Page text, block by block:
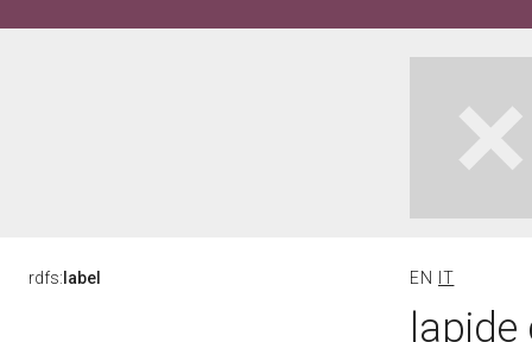
rdfs: label EN IT